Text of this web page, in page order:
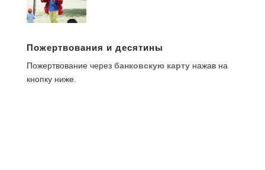
Пожертвования и десятины
Пожертвование через банковскую картунажав на
кнопку ниже.